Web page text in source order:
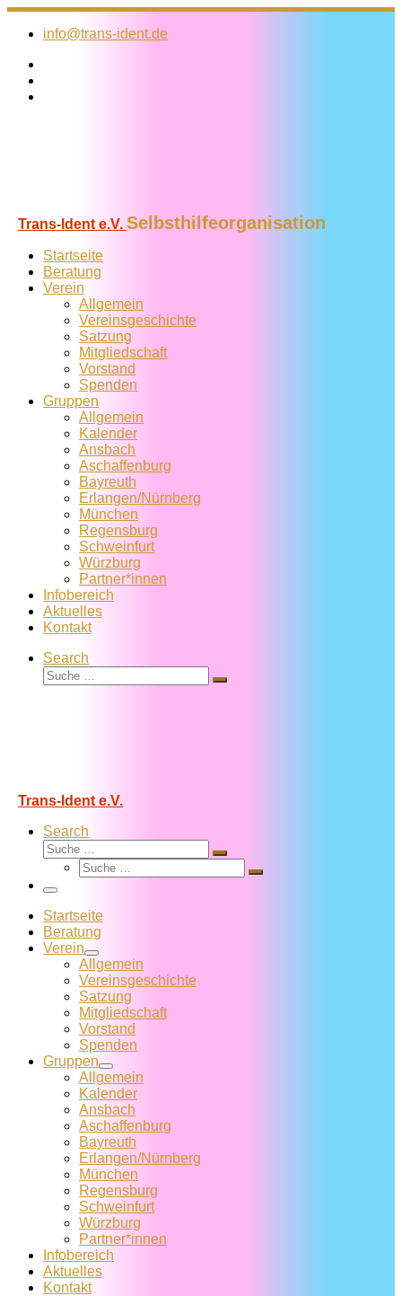
Zum
Inhalt
info@trans-ident.de
Trans-Ident e.V. Selbsthilfeorganisation
Startseite
Beratung
Verein
Allgemein
Vereins­geschichte
Satzung
Mitglied­schaft
Vorstand
Spenden
Gruppen
Allgemein
Kalender
Ansbach
Aschaffenburg
Bayreuth
Erlangen/Nürnberg
München
Regensburg
Schweinfurt
Würzburg
Partner*innen
Infobereich
Aktuelles
Kontakt
Search
Suche
Suche
Trans-Ident e.V.
Search
Suche
Suche
Suche
Suche
Menü
Startseite
Beratung
Verein
Allgemein
Vereins­geschichte
Satzung
Mitglied­schaft
Vorstand
Spenden
Gruppen
Allgemein
Kalender
Ansbach
Aschaffenburg
Bayreuth
Erlangen/Nürnberg
München
Regensburg
Schweinfurt
Würzburg
Partner*innen
Infobereich
Aktuelles
Kontakt